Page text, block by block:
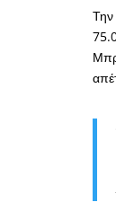
Την